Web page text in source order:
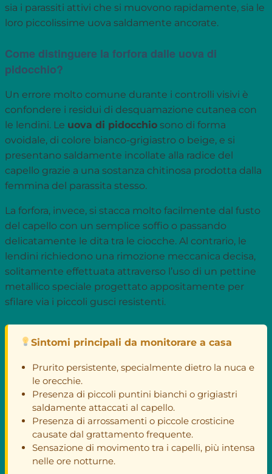
sia i parassiti attivi che si muovono rapidamente, sia le
loro piccolissime uova saldamente ancorate.
Come distinguere la forfora dalle uova di
pidocchio?
Un errore molto comune durante i controlli visivi è
confondere i residui di desquamazione cutanea con
le lendini. Le uova di pidocchio sono di forma
ovoidale, di colore bianco-grigiastro o beige, e si
presentano saldamente incollate alla radice del
capello grazie a una sostanza chitinosa prodotta dalla
femmina del parassita stesso.
La forfora, invece, si stacca molto facilmente dal fusto
del capello con un semplice soffio o passando
delicatamente le dita tra le ciocche. Al contrario, le
lendini richiedono una rimozione meccanica decisa,
solitamente effettuata attraverso l’uso di un pettine
metallico speciale progettato appositamente per
sfilare via i piccoli gusci resistenti.
Sintomi principali da monitorare a casa
Prurito persistente, specialmente dietro la nuca e
le orecchie.
Presenza di piccoli puntini bianchi o grigiastri
saldamente attaccati al capello.
Presenza di arrossamenti o piccole crosticine
causate dal grattamento frequente.
Sensazione di movimento tra i capelli, più intensa
nelle ore notturne.